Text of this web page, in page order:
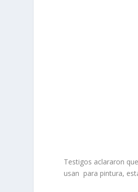
Testigos aclararon
usan para pintura,